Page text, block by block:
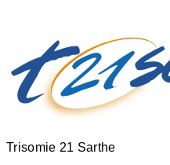
Trisomie 21 Sarthe